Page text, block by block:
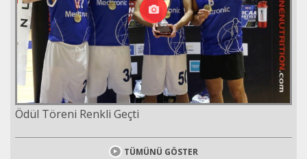
Ödül Töreni Renkli Geçti
TÜMÜNÜ GÖSTER